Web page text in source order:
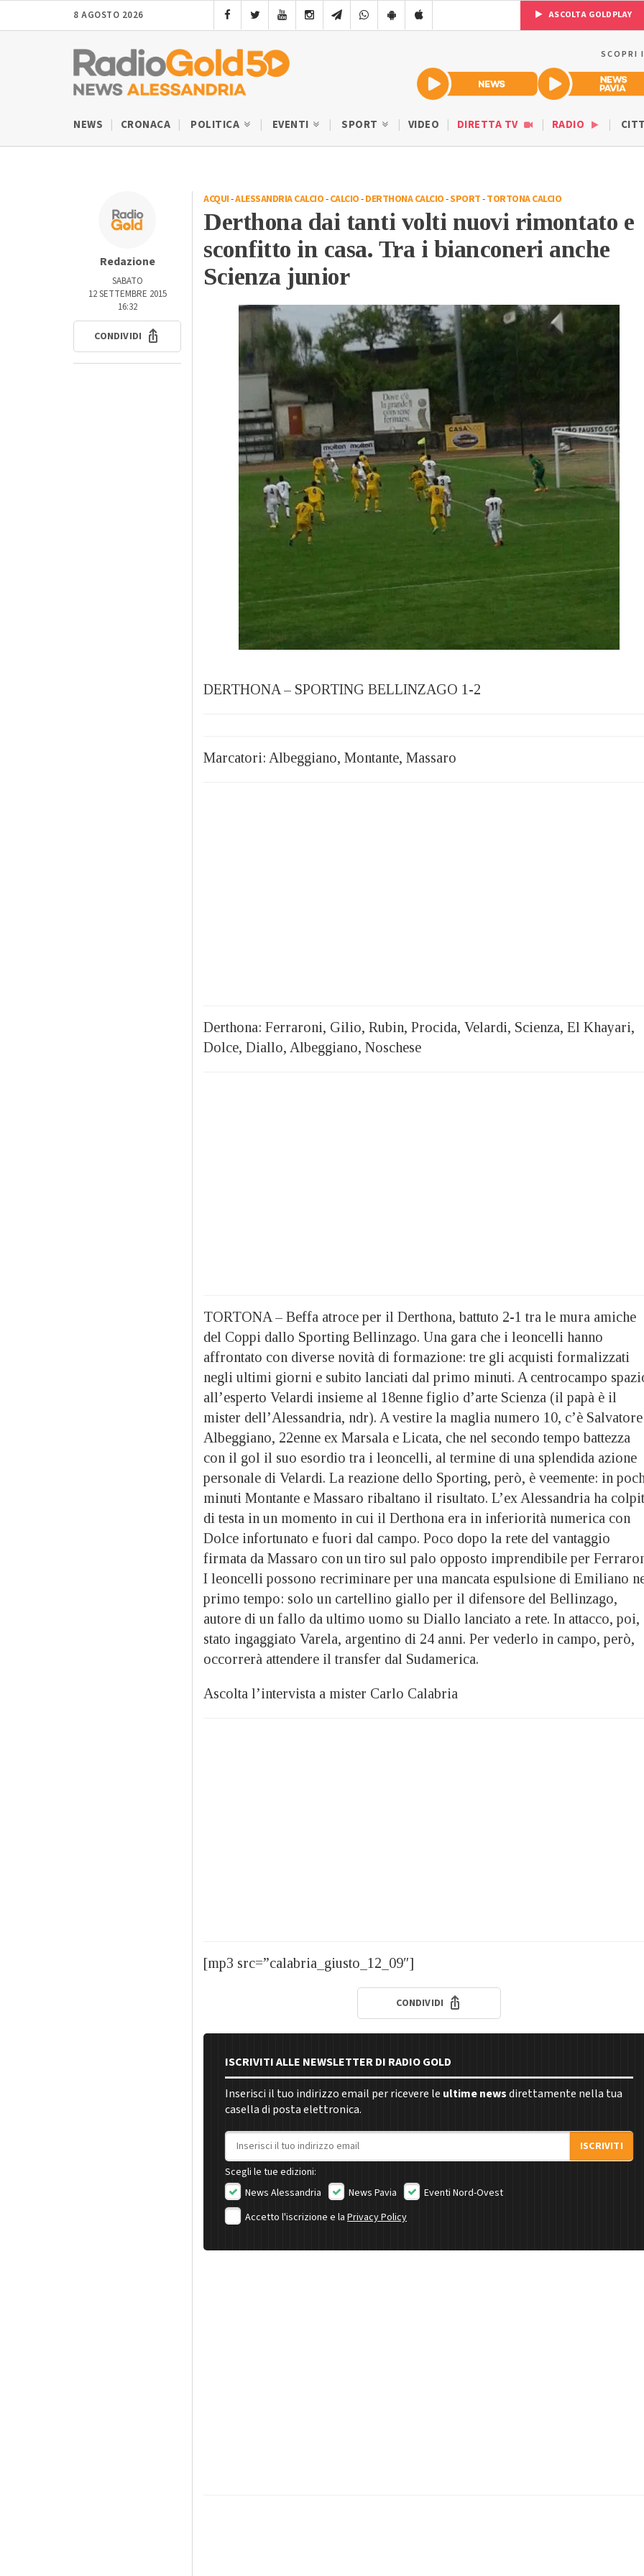
8 AGOSTO 2026 ASCOLTA GOLDPLAY
SCOPRI
NEWS CRONACA POLITICA EVENTI SPORT VIDEO DIRETTA TV RADIO
Redazione
SABATO
12 SETTEMBRE 2015
16:32
CONDIVIDI
ACQUI-ALESSANDRIA CALCIO-CALCIO-DERTHONA CALCIO-SPORT-TORTONA CALCIO
Derthona dai tanti volti nuovi rimontato e
sconfitto in casa. Tra i bianconeri anche
Scienza junior
DERTHONA – SPORTING BELLINZAGO 1-2
Marcatori: Albeggiano, Montante, Massaro
Derthona: Ferraroni, Gilio, Rubin, Procida, Velardi, Scienza, El Khayari,
Dolce, Diallo, Albeggiano, Noschese
TORTONA – Beffa atroce per il Derthona, battuto 2-1 tra le mura amiche
del Coppi dallo Sporting Bellinzago. Una gara che i leoncelli hanno
affrontato con diverse novità di formazione: tre gli acquisti formalizzati
negli ultimi giorni e subito lanciati dal primo minuti. A centrocampo
all’esperto Velardi insieme al 18enne figlio d’arte Scienza (il papà è il
mister dell’Alessandria, ndr). A vestire la maglia numero 10, c’è Salvatore
Albeggiano, 22enne ex Marsala e Licata, che nel secondo tempo battezza
con il gol il suo esordio tra i leoncelli, al termine di una splendida azione
personale di Velardi. La reazione dello Sporting, però, è veemente: in
minuti Montante e Massaro ribaltano il risultato. L’ex Alessandria ha
di testa in un momento in cui il Derthona era in inferiorità numerica con
Dolce infortunato e fuori dal campo. Poco dopo la rete del vantaggio
firmata da Massaro con un tiro sul palo opposto imprendibile per
I leoncelli possono recriminare per una mancata espulsione di Emiliano
primo tempo: solo un cartellino giallo per il difensore del Bellinzago,
autore di un fallo da ultimo uomo su Diallo lanciato a rete. In attacco, poi,
stato ingaggiato Varela, argentino di 24 anni. Per vederlo in campo, però,
occorrerà attendere il transfer dal Sudamerica.
Ascolta l’intervista a mister Carlo Calabria
[mp3 src=”calabria_giusto_12_09″]
CONDIVIDI
ISCRIVITI ALLE NEWSLETTER DI RADIO GOLD
Inserisci il tuo indirizzo email per ricevere le ultime newsdirettamente nella tua
casella di posta elettronica.
Indirizzo email
ISCRIVITI
Scegli le tue edizioni:
News Alessandria
News Pavia
Eventi Nord-Ovest
Accetto l'iscrizione e la Privacy Policy